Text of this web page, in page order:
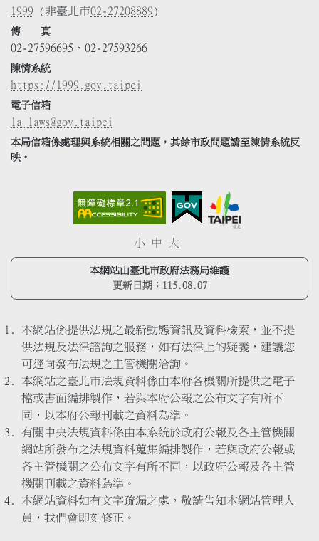
1999 (非臺北市02-27208889)
傳 真
02-27596695、02-27593266
陳情系統
https://1999.gov.taipei
電子信箱
la_laws@gov.taipei
本局信箱係處理與系統相關之問題，其餘市政問題請至陳情系統反
映。
小 中 大
本網站由臺北市政府法務局維護
更新日期： 115.08.07
本網站係提供法規之最新動態資訊及資料檢索，並不提
供法規及法律諮詢之服務，如有法律上的疑義，建議您
可逕向發布法規之主管機關洽詢。
本網站之臺北市法規資料係由本府各機關所提供之電子
檔或書面編排製作，若與本府公報之公布文字有所不
同，以本府公報刊載之資料為準。
有關中央法規資料係由本系統於政府公報及各主管機關
網站所發布之法規資料蒐集編排製作，若與政府公報或
各主管機關之公布文字有所不同，以政府公報及各主管
機關刊載之資料為準。
本網站資料如有文字疏漏之處，敬請告知本網站管理人
員，我們會即刻修正。